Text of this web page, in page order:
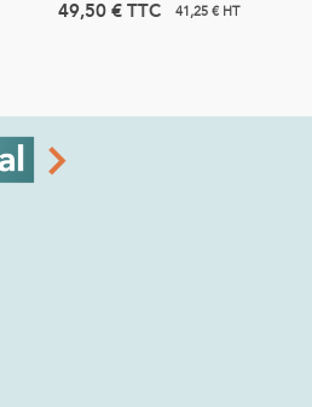
49,50 €TTC 41,25 € HT